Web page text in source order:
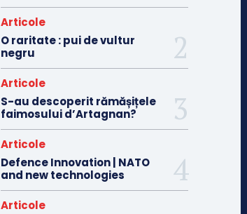
Articole
O raritate : pui de vultur
negru
Articole
S-au descoperit rămășițele
faimosului d’Artagnan?
Articole
Defence Innovation | NATO
and new technologies
Articole